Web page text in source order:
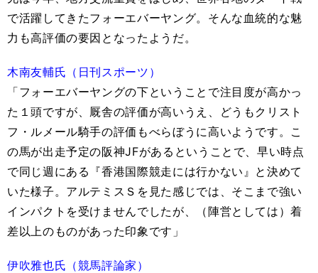
で活躍してきたフォーエバーヤング。そんな血統的な魅
力も高評価の要因となったようだ。
木南友輔氏（日刊スポーツ）
「フォーエバーヤングの下ということで注目度が高かっ
た１頭ですが、厩舎の評価が高いうえ、どうもクリスト
フ・ルメール騎手の評価もべらぼうに高いようです。こ
の馬が出走予定の阪神JFがあるということで、早い時点
で同じ週にある『香港国際競走には行かない』と決めて
いた様子。アルテミスＳを見た感じでは、そこまで強い
インパクトを受けませんでしたが、（陣営としては）着
差以上のものがあった印象です」
伊吹雅也氏（競馬評論家）